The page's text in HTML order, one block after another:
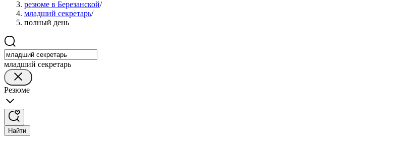
резюме в Березанской/
младший секретарь/
полный день
младший секретарь
Резюме
Найти